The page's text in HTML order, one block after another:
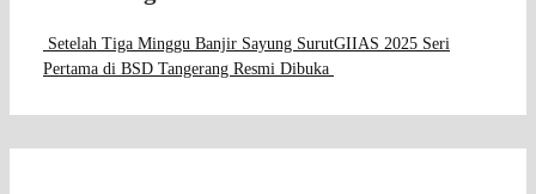
Setelah Tiga Minggu Banjir Sayung SurutGIIAS 2025 Seri
Pertama di BSD Tangerang Resmi Dibuka